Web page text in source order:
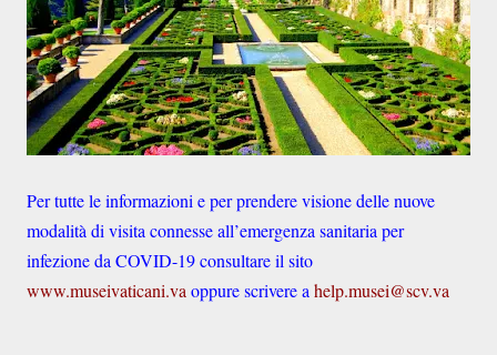
Per tutte le informazioni e per prendere visione delle nuove
modalità di visita connesse all’emergenza sanitaria per
infezione da COVID-19 consultare il sito
www.museivaticani.va oppure scrivere a help.musei@scv.va